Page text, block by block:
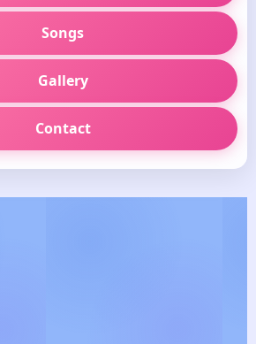
Songs
Gallery
Contact